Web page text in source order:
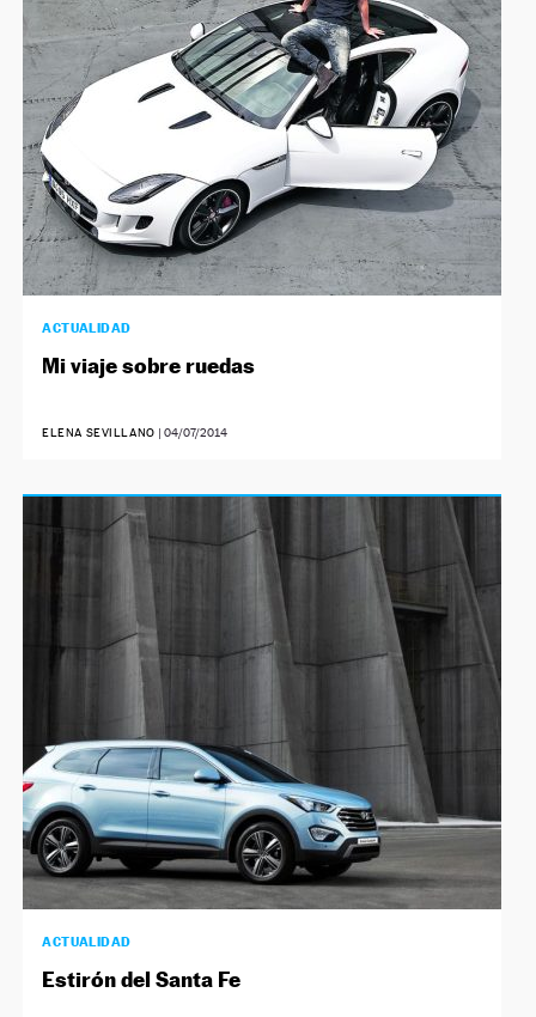
NEWSLETTER
SÍGUENOS
ACTUALIDAD
Mi viaje sobre ruedas
ELENA SEVILLANO | 04/07/2014
ACTUALIDAD
Estirón del Santa Fe